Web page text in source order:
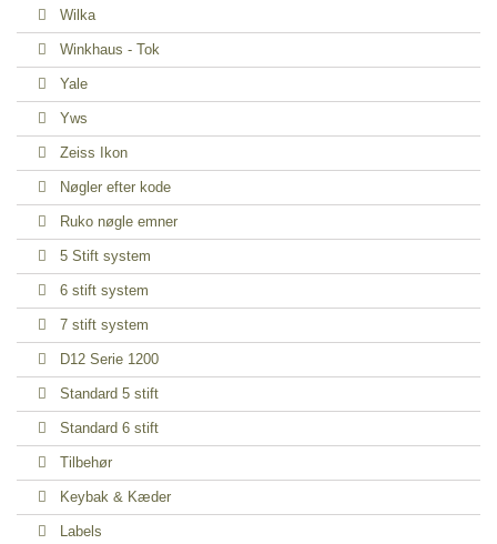
Wilka
Winkhaus - Tok
Yale
Yws
Zeiss Ikon
Nøgler efter kode
Ruko nøgle emner
5 Stift system
6 stift system
7 stift system
D12 Serie 1200
Standard 5 stift
Standard 6 stift
Tilbehør
Keybak & Kæder
Labels